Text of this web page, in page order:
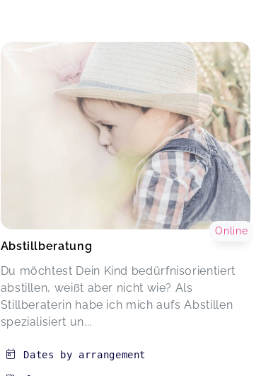
Abstillberatung
Du möchtest Dein Kind bedürfnisorientiert
abstillen, weißt aber nicht wie? Als
Stillberaterin habe ich mich aufs Abstillen
spezialisiert un...
Online
Dates by arrangement